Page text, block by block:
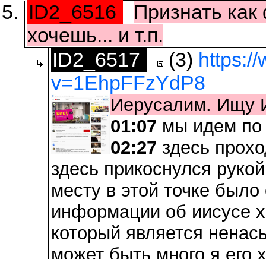
ID2_6516
Признать как
хочешь... и т.п.
ID2_6517
(3) https://
v=1EhpFFzYdP8
Иерусалим. Ищу
01:07 мы идем по
02:27 здесь
здесь прикоснулся
месту в этой точке
информации об иисусе
который является
может быть много я его